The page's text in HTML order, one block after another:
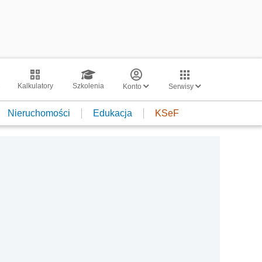
Kalkulatory Szkolenia Konto Serwisy
Nieruchomości Edukacja KSeF